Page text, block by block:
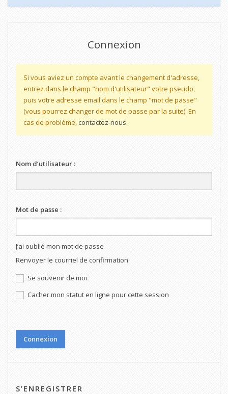
Connexion
Si vous aviez un compte avant le changement d'adresse,
entrez dans le champ "nom d'utilisateur" votre pseudo,
puis votre adresse email dans le champ "mot de passe"
(vous pourrez changer de mot de passe par la suite). En
cas de problème, contactez-nous.
Nom d’utilisateur :
Mot de passe :
J’ai oublié mon mot de passe
Renvoyer le courriel de confirmation
Se souvenir de moi
Cacher mon statut en ligne pour cette session
S’ENREGISTRER